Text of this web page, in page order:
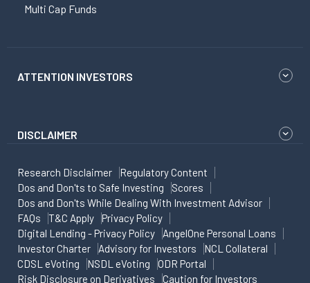
Multi Cap Funds
ATTENTION INVESTORS
DISCLAIMER
Research Disclaimer
Regulatory Content
Dos and Don'ts to Safe Investing
Scores
Dos and Don'ts While Dealing With Investment Advisor
FAQs
T&C Apply
Privacy Policy
Digital Lending - Privacy Policy
AngelOne Personal Loans
Investor Charter
Advisory for Investors
NCL Collateral
CDSL eVoting
NSDL eVoting
ODR Portal
Risk Disclosure on Derivatives
Caution for Investors